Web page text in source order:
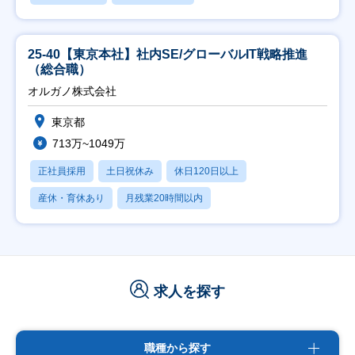
25-40【東京本社】社内SE/グローバルIT戦略推進
（総合職）
オルガノ株式会社
東京都
713万~1049万
正社員採用 土日祝休み 休日120日以上
産休・育休あり 月残業20時間以内
求人を探す
職種から探す